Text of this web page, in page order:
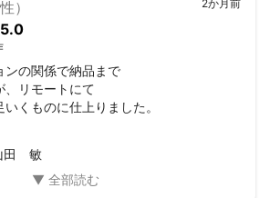
）
5.0
2か月前
ンの関係で納品まで
、リモートにて
くものに仕上りました。
田 敏